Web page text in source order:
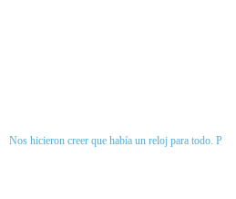
Nos hicieron creer que había un reloj para todo. P